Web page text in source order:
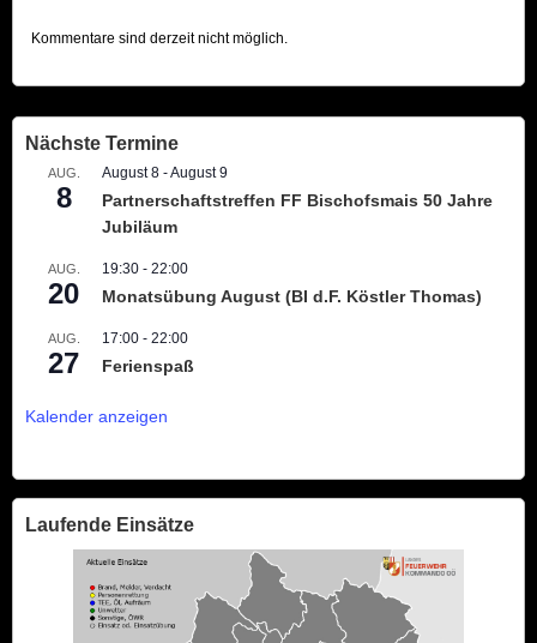
Kommentare sind derzeit nicht möglich.
Nächste Termine
AUG.
8
August 8 -August 9
Partnerschaftstreffen FF Bischofsmais 50 Jahre
Jubiläum
AUG.
20
19:30 - 22:00
Monatsübung August (BI d.F. Köstler Thomas)
AUG.
27
17:00 - 22:00
Ferienspaß
Kalender anzeigen
Laufende Einsätze